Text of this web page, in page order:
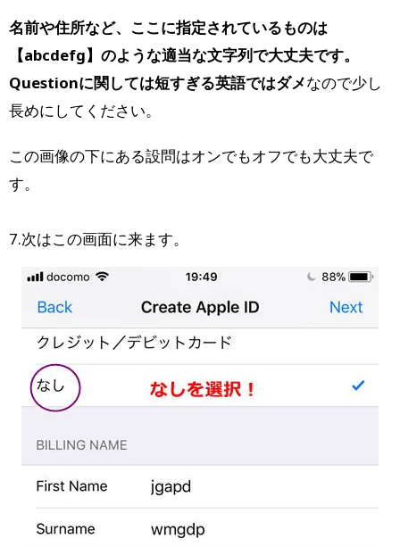
名前や住所など、ここに指定されているものは
【abcdefg】のような適当な文字列で大丈夫です。
Questionに関しては短すぎる英語ではダメなので少し
長めにしてください。
この画像の下にある設問はオンでもオフでも大丈夫で
す。
7.次はこの画面に来ます。